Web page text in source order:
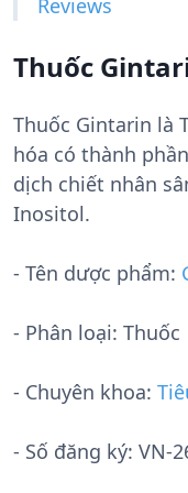
Reviews
Thuốc
Thuốc Gintarin là
hóa có thành
dịch chiết nhân
Inositol.
- Tên dược phẩm:
- Phân loại: Thuốc
- Chuyên khoa:
- Số đăng ký: VN-